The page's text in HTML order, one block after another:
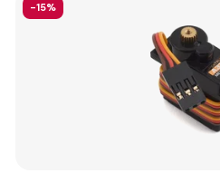
-15%